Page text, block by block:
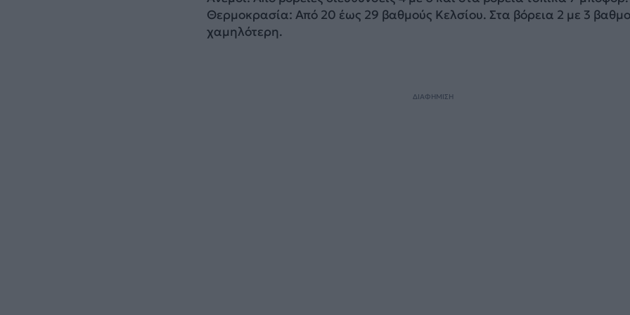
Θερμοκρασία: Από 20 έως 29 βαθμούς Κελσίου. Στα βόρεια 2 με 3
χαμηλότερη.
ΔΙΑΦΗΜΙΣΗ